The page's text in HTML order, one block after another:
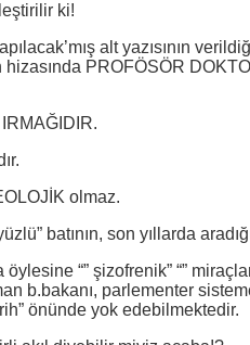
ki!
alt yazısının
hizasında PROFÖSÖR
olmaz.
batının, son yıllarda
“” şizofrenik” “”
b.bakanı, parlementer
önünde yok edebilmektedir.